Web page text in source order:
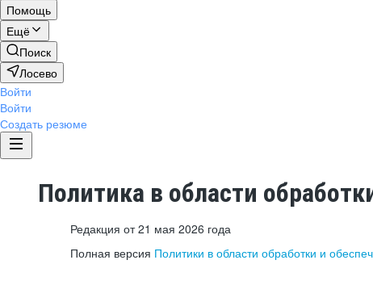
Помощь
Ещё
Поиск
Лосево
Войти
Войти
Создать резюме
Политика в области
Редакция от 21 мая 2026 года
Полная версия Политики в области обработки и